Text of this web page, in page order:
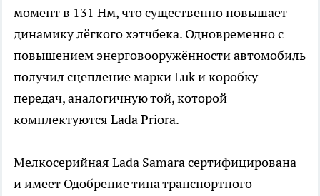
момент в 131 Нм, что существенно повышает
динамику лёгкого хэтчбека. Одновременно с
повышением энерговооружённости автомобиль
получил сцепление марки Luk и коробку
передач, аналогичную той, которой
комплектуются Lada Priora.
Мелкосерийная Lada Samara сертифицирована
и имеет Одобрение типа транспортного